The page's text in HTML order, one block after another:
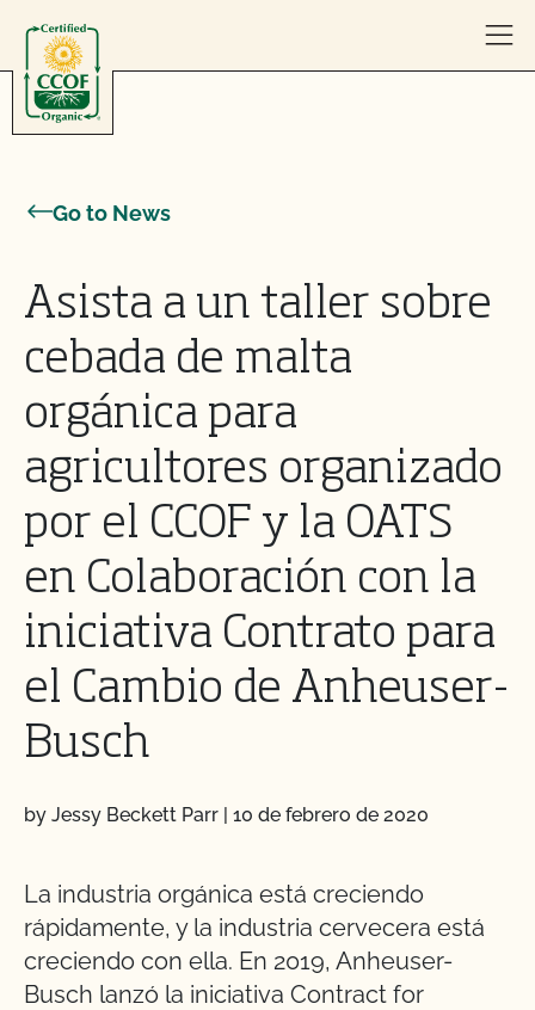
Go to News
Asista a un taller sobre
cebada de malta
orgánica para
agricultores organizado
por el CCOF y la OATS
en Colaboración con la
iniciativa Contrato para
el Cambio de Anheuser-
Busch
by Jessy Beckett Parr | 10 de febrero de 2020
La industria orgánica está creciendo
rápidamente, y la industria cervecera está
creciendo con ella. En 2019, Anheuser-
Busch lanzó la iniciativa Contract for